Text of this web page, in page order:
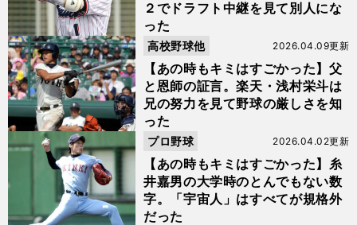
２でドラフト中継を見て別人にな
った
【あの時もキミはすごかった】父
と恩師の証言。楽天・浅村栄斗は
兄の努力を見て野球の厳しさを知
った
2026.04.09更新
高校野球他
【あの時もキミはすごかった】糸
井嘉男の大学時のとんでもない数
字。「宇宙人」はすべてが規格外
だった
2026.04.02更新
プロ野球